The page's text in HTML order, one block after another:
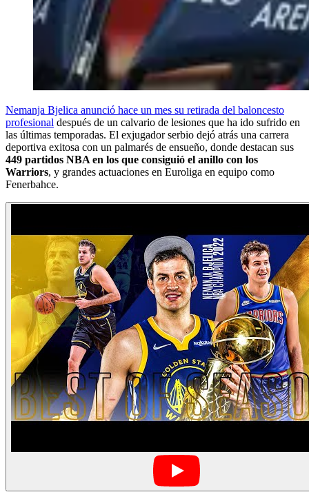
Nemanja Bjelica anunció hace un mes su retirada del baloncesto
profesional después de un calvario de lesiones que ha ido sufrido en
las últimas temporadas. El exjugador serbio dejó atrás una carrera
deportiva exitosa con un palmarés de ensueño, donde destacan sus
449 partidos NBA en los que consiguió el anillo con los
Warriors, y grandes actuaciones en Euroliga en equipo como
Fenerbahce.